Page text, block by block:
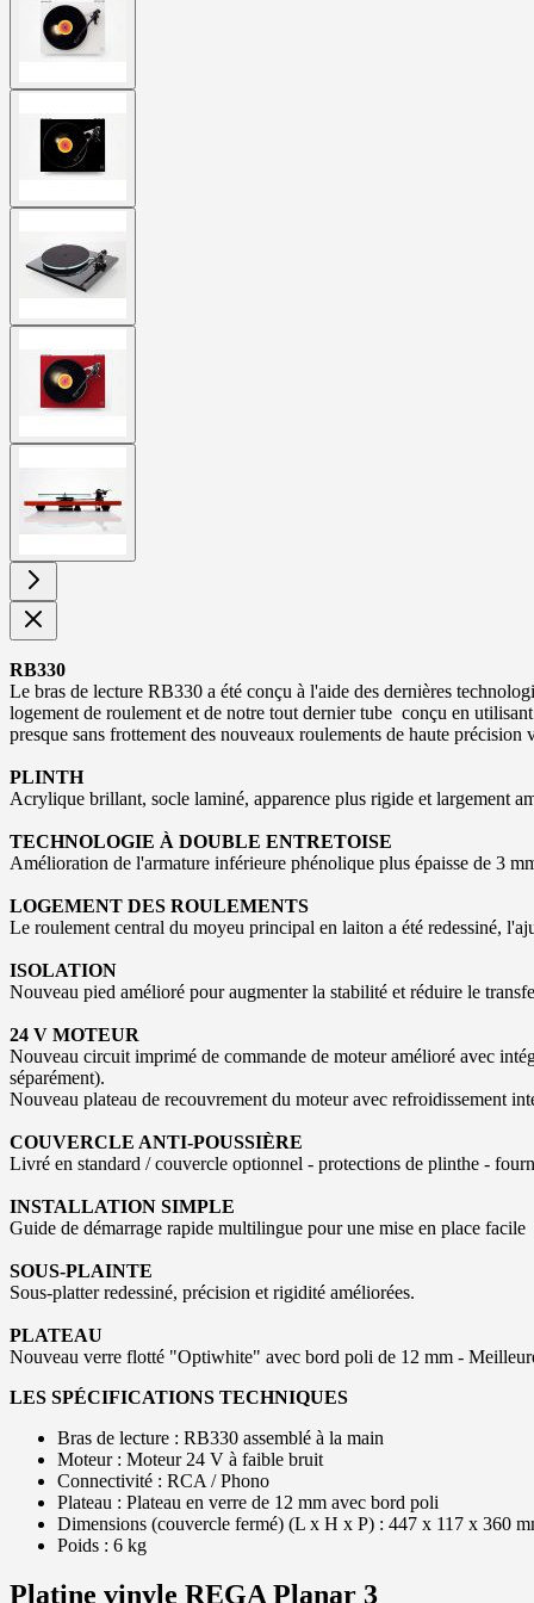
image
larger
image
image
larger
image
image
RB330
Le bras de lecture RB330 a été conçu à l'aide des dernières
logement de roulement et de notre tout dernier tube conçu en
presque sans frottement des nouveaux roulements de haute
PLINTH
Acrylique brillant, socle laminé, apparence plus rigide et largement
TECHNOLOGIE À DOUBLE ENTRETOISE
Amélioration de l'armature inférieure phénolique plus épaisse de 3
LOGEMENT DES ROULEMENTS
Le roulement central du moyeu principal en laiton a été redessiné,
ISOLATION
Nouveau pied amélioré pour augmenter la stabilité et réduire le
24 V MOTEUR
Nouveau circuit imprimé de commande de moteur amélioré avec
séparément).
Nouveau plateau de recouvrement du moteur avec refroidissement
COUVERCLE ANTI-POUSSIÈRE
Livré en standard / couvercle optionnel - protections de plinthe -
INSTALLATION SIMPLE
Guide de démarrage rapide multilingue pour une mise en place facile
SOUS-PLAINTE
Sous-platter redessiné, précision et rigidité améliorées.
PLATEAU
Nouveau verre flotté "Optiwhite" avec bord poli de 12 mm -
LES SPÉCIFICATIONS TECHNIQUES
Bras de lecture : RB330 assemblé à la main
Moteur : Moteur 24 V à faible bruit
Connectivité : RCA / Phono
Plateau : Plateau en verre de 12 mm avec bord poli
Dimensions (couvercle fermé) (L x H x P) : 447 x 117 x 360
Poids : 6 kg
Platine vinyle REGA Planar 3